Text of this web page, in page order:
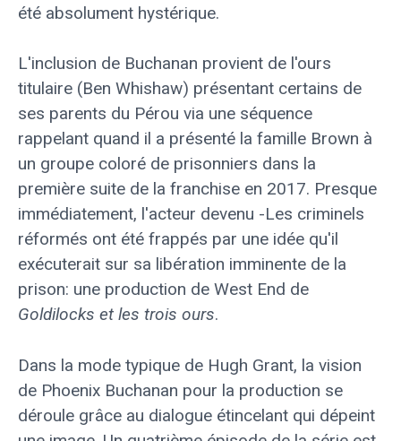
été absolument hystérique.
L'inclusion de Buchanan provient de l'ours
titulaire (Ben Whishaw) présentant certains de
ses parents du Pérou via une séquence
rappelant quand il a présenté la famille Brown à
un groupe coloré de prisonniers dans la
première suite de la franchise en 2017. Presque
immédiatement, l'acteur devenu -Les criminels
réformés ont été frappés par une idée qu'il
exécuterait sur sa libération imminente de la
prison: une production de West End de
Goldilocks et les trois ours.
Dans la mode typique de Hugh Grant, la vision
de Phoenix Buchanan pour la production se
déroule grâce au dialogue étincelant qui dépeint